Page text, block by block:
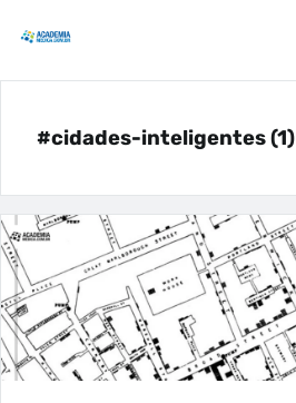
#cidades-inteligentes (1)